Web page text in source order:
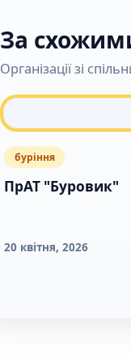
За
Організації зі
буріння
ПрАТ "Буровик"
20 квітня, 2026